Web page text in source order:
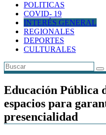
POLITICAS
COVID- 19
INTERÉS GENERAL
REGIONALES
DEPORTES
CULTURALES
Educación Pública
espacios para
presencialidad